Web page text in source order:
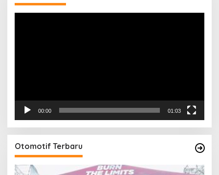
00:00 01:03
Otomotif Terbaru